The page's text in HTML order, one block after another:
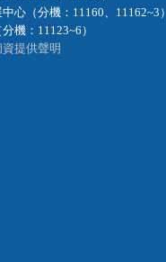
心（分機：11160、11162~3）
機：11123~6）
資提供聲明